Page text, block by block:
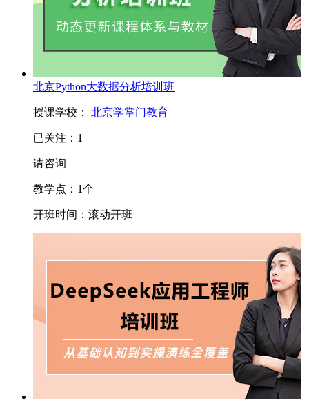
北京Python大数据分析培训班
授课学校： 北京学掌门教育
已关注： 1
请咨询
教学点： 1个
开班时间： 滚动开班